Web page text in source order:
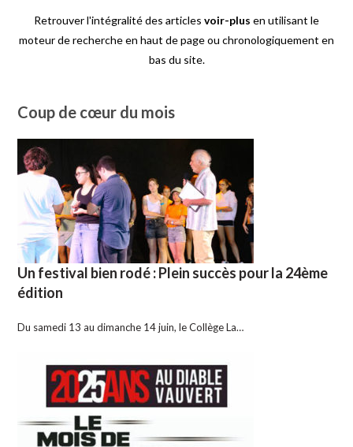
Retrouver l'intégralité des articles voir-plus en utilisant le
moteur de recherche en haut de page ou chronologiquement en
bas du site.
Coup de cœur du mois
Un festival bien rodé : Plein succès pour la 24ème
édition
Du samedi 13 au dimanche 14 juin, le Collège La…